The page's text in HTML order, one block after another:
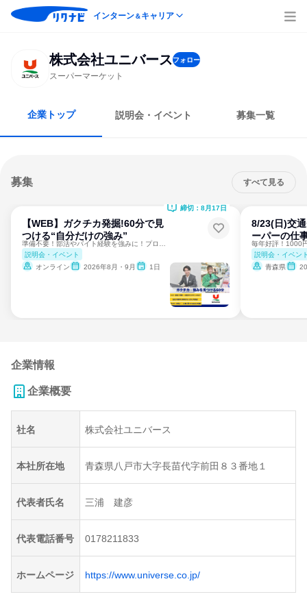
インターン＆キャリア
株式会社ユニバースフォロー
スーパーマーケット
企業トップ 説明会・イベント 募集一覧
募集 すべて見る
【WEB】ガクチカ発掘!60分で見
つける“自分だけの強み”
説明会・イベント
オンライン
2026年8月・9月 1日
締切：8月17日
8/23(日)交
ーパーの仕
説明会・イベン
青森県
企業情報
企業概要
社名 株式会社ユニバース
本社所在地 青森県八戸市大字長苗代字前田８３番地１
代表者氏名 三浦 建彦
代表電話番号 0178211833
ホームページ https://www.universe.co.jp/